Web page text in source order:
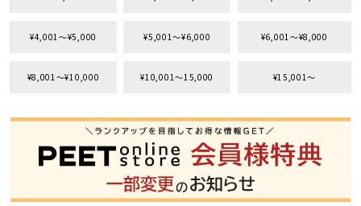
¥4,001〜¥5,000 ¥5,001〜¥6,000 ¥6,001〜¥8,000
¥8,001〜¥10,000 ¥10,001〜15,000 ¥15,001〜